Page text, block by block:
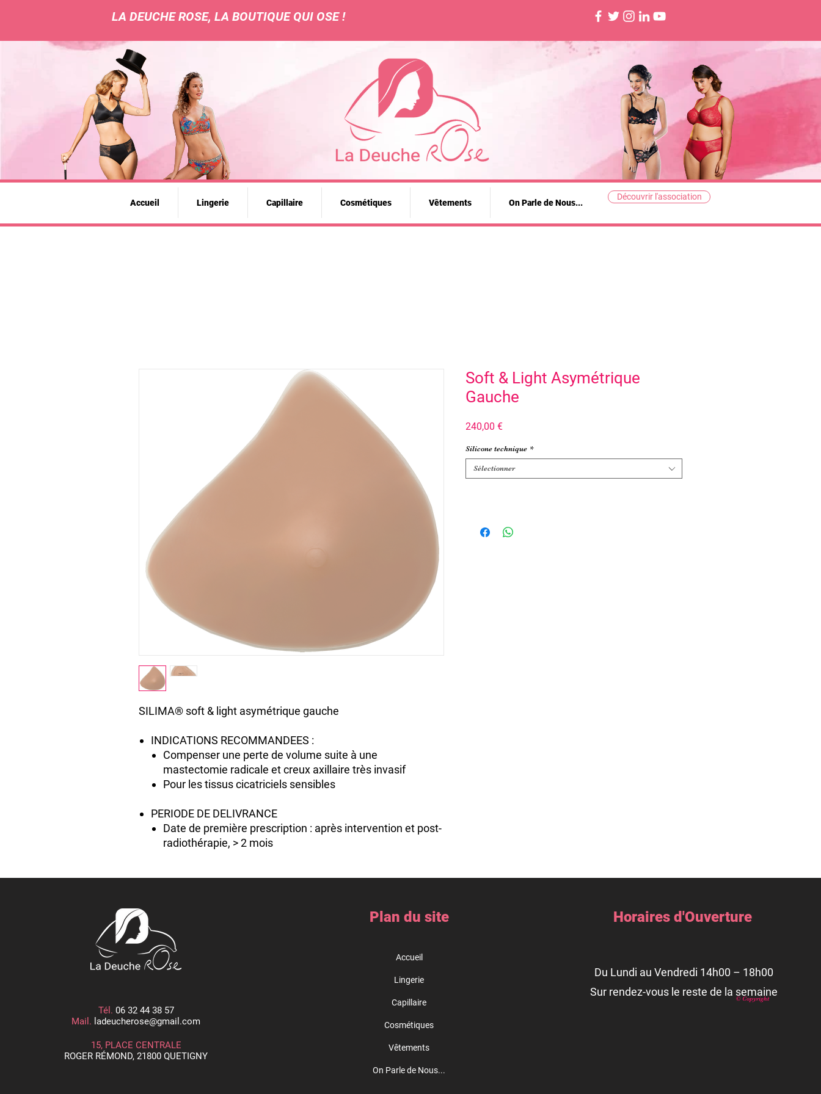
LA DEUCHE ROSE, LA BOUTIQUE QUI OSE !
Accueil Lingerie Capillaire Cosmétiques Vêtements On Parle de Nous...
Découvrir l'association
SILIMA® soft & light asymétrique gauche
INDICATIONS RECOMMANDEES :
Compenser une perte de volume suite à une
mastectomie radicale et creux axillaire très invasif
Pour les tissus cicatriciels sensibles
PERIODE DE DELIVRANCE
Date de première prescription : après intervention et post-
radiothérapie, > 2 mois
Symétrique et anatomique : compense la perte de volume
au niveau du creux axillaire
TYPE D'APPLICATION :
Dans la poche creuse : d'un soutien-gorge adapté
COMPOSITION :
Triple couche de gel silicone : dont la face intérieure très
Réduction de poids grâce à une couche intérieur de gel
silicone allégé (30% plus légère)
Soft & Light Asymétrique
Gauche
240,00 €Prix
Silicone technique *
Sélectionner
Tél. 06 32 44 38 57
Mail. ladeucherose@gmail.com
15, PLACE CENTRALE
ROGER RÉMOND, 21800 QUETIGNY
Plan du site
Accueil
Lingerie
Capillaire
Cosmétiques
Vêtements
On Parle de Nous...
Horaires d'Ouverture
Du Lundi au Vendredi 14h00 – 18h00
Sur rendez-vous le reste de la semaine
© Copyright